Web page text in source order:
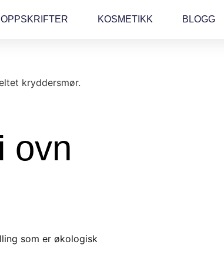
OPPSKRIFTER KOSMETIKK BLOGG
ovn
som er økologisk